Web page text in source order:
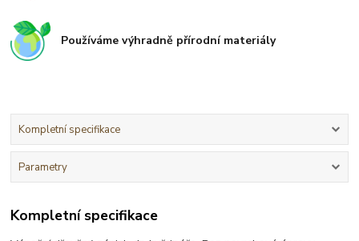
Používáme výhradně přírodní materiály
Kompletní specifikace
Parametry
Kompletní specifikace